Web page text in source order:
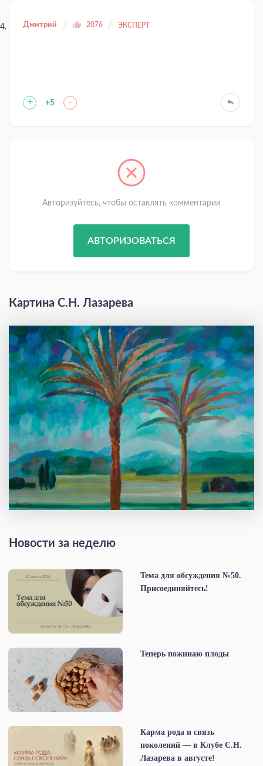
Дмитрий 2076 ЭКСПЕРТ
+ +5 -
Авторизуйтесь, чтобы оставлять комментарии
АВТОРИЗОВАТЬСЯ
Картина С.Н. Лазарева
Новости за неделю
Тема для обсуждения №50.
Присоединяйтесь!
Теперь пожинаю плоды
Карма рода и связь
поколений — в Клубе С.Н.
Лазарева в августе!